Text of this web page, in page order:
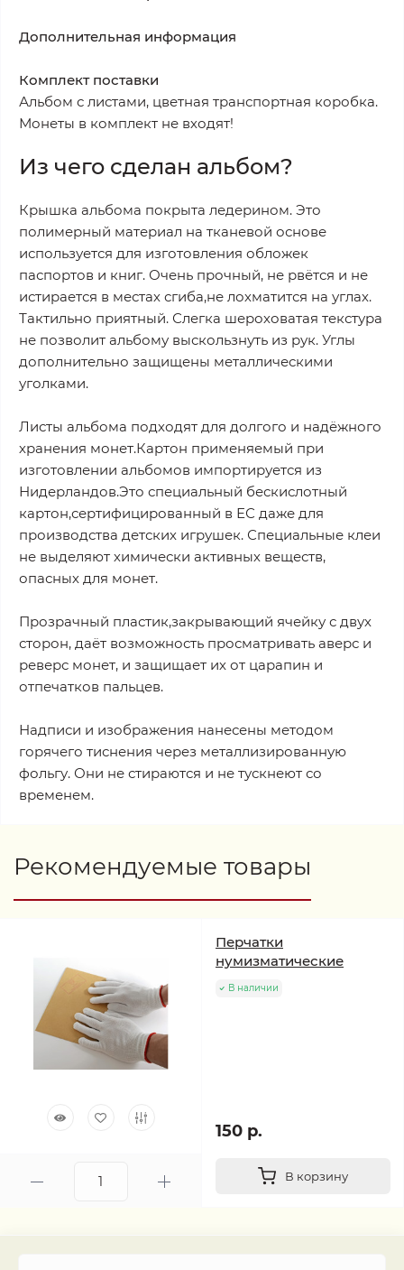
Дополнительная информация
Комплект поставки
Альбом с листами, цветная транспортная коробка.
Монеты в комплект не входят!
Из чего сделан альбом?
Крышка альбома покрыта ледерином. Это
полимерный материал на тканевой основе
используется для изготовления обложек
паспортов и книг. Очень прочный, не рвётся и не
истирается в местах сгиба,не лохматится на углах.
Тактильно приятный. Слегка шероховатая текстура
не позволит альбому выскользнуть из рук. Углы
дополнительно защищены металлическими
уголками.
Листы альбома подходят для долгого и надёжного
хранения монет.Картон применяемый при
изготовлении альбомов импортируется из
Нидерландов.Это специальный бескислотный
картон,сертифицированный в ЕС даже для
производства детских игрушек. Специальные клеи
не выделяют химически активных веществ,
опасных для монет.
Прозрачный пластик,закрывающий ячейку с двух
сторон, даёт возможность просматривать аверс и
реверс монет, и защищает их от царапин и
отпечатков пальцев.
Надписи и изображения нанесены методом
горячего тиснения через металлизированную
фольгу. Они не стираются и не тускнеют со
временем.
Рекомендуемые товары
Перчатки
нумизматические
В наличии
150 р.
В корзину